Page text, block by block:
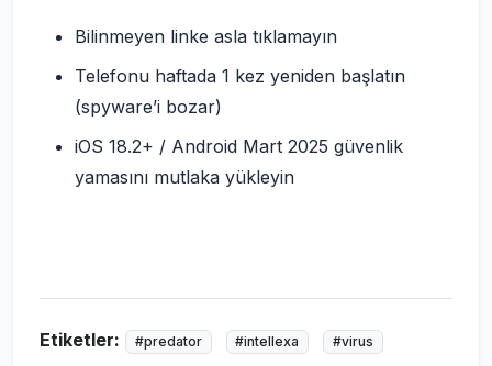
Bilinmeyen linke asla tıklamayın
Telefonu haftada 1 kez yeniden başlatın
(spyware’i bozar)
iOS 18.2+ / Android Mart 2025 güvenlik
yamasını mutlaka yükleyin
Etiketler: #predator #intellexa #virus